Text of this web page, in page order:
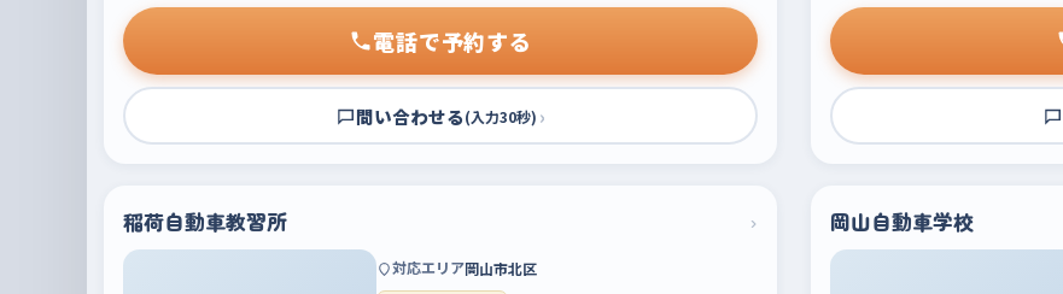
電話で予約する
問い合わせる(入力30秒) ›
稲荷自動車教習所 ›
対応エリア岡山市北区
岡山自動車学校